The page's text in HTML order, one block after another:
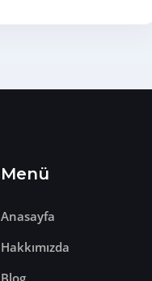
Menü
Anasayfa
Hakkımızda
Blog